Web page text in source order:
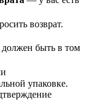
возврат.
должен быть в том
упаковке.